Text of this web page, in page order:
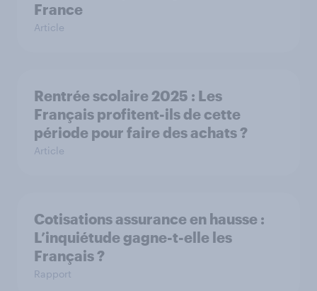
France
Article
Rentrée scolaire 2025 : Les
Français profitent-ils de cette
période pour faire des achats ?
Article
Cotisations assurance en hausse :
L’inquiétude gagne-t-elle les
Français ?
Rapport